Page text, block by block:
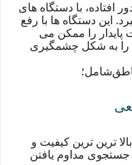
افتاده، با دستگاه های
این دستگاه ها با رفع
پایدار را ممکن می
را به شکل چشمگیری
شامل؛
ترین ترین کیفیت و
جستجوی مداوم یافتن